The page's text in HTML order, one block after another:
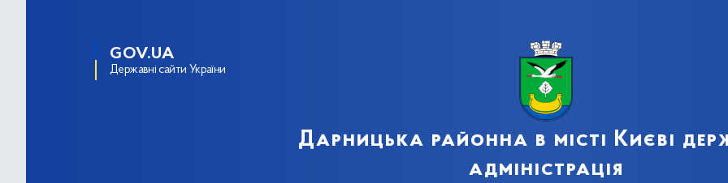
GOV.UA
Державні сайти України
Дарницька районна в місті Києві
адміністрація